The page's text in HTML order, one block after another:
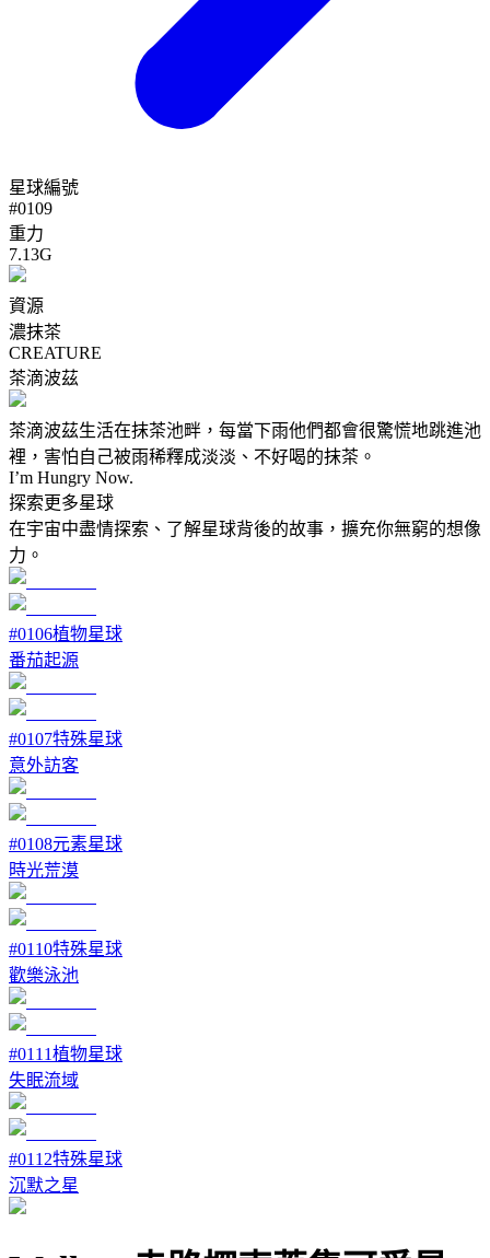
星球編號
#0109
重力
7.13G
資源
濃抹茶
CREATURE
茶滴波茲
茶滴波茲生活在抹茶池畔，每當下雨他們都會很驚慌地跳進池
裡，害怕自己被雨稀釋成淡淡、不好喝的抹茶。
I’m Hungry Now.
探索更多星球
在宇宙中盡情探索、了解星球背後的故事，擴充你無窮的想像
力。
#0106植物星球
番茄起源
#0107特殊星球
意外訪客
#0108元素星球
時光荒漠
#0110特殊星球
歡樂泳池
#0111植物星球
失眠流域
#0112特殊星球
沉默之星